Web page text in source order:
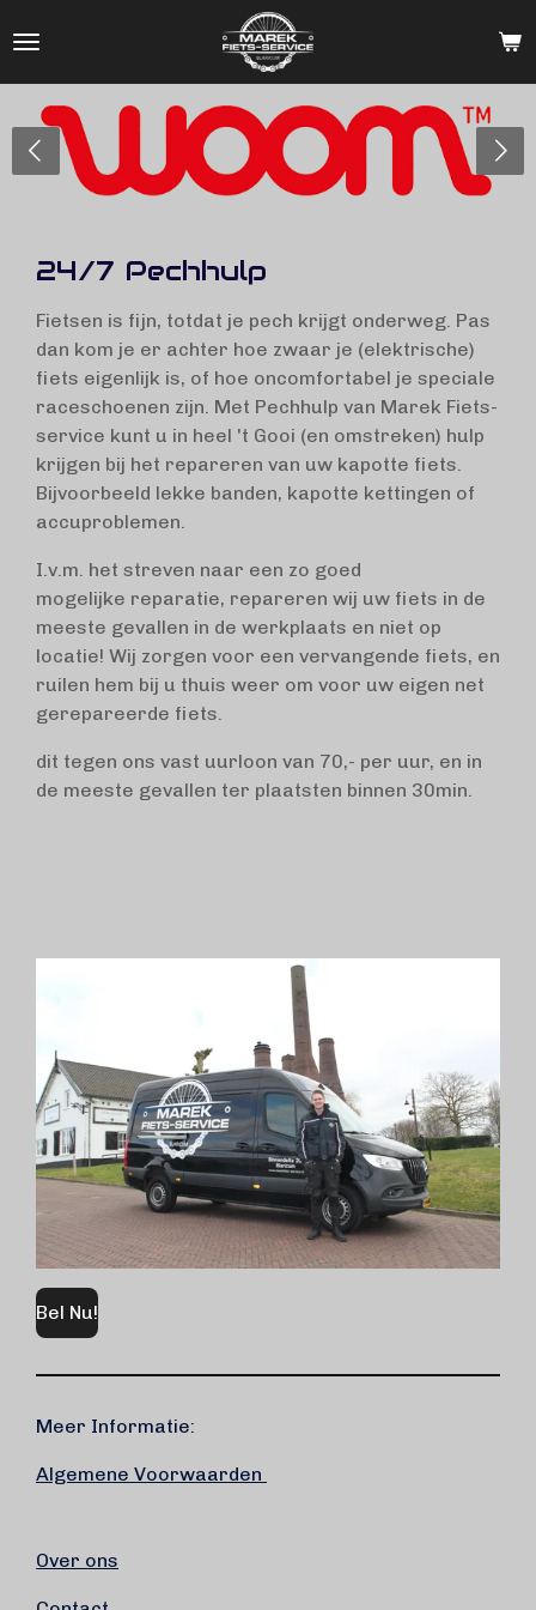
direct
naar
hoofdinhoud
24/7 Pechhulp
Fietsen is fijn, totdat je pech krijgt onderweg. Pas
dan kom je er achter hoe zwaar je (elektrische)
fiets eigenlijk is, of hoe oncomfortabel je speciale
raceschoenen zijn. Met Pechhulp van Marek Fiets-
service kunt u in heel 't Gooi (en omstreken) hulp
krijgen bij het repareren van uw kapotte fiets.
Bijvoorbeeld lekke banden, kapotte kettingen of
accuproblemen.
I.v.m. het streven naar een zo goed
mogelijke reparatie, repareren wij uw fiets in de
meeste gevallen in de werkplaats en niet op
locatie! Wij zorgen voor een vervangende fiets, en
ruilen hem bij u thuis weer om voor uw eigen net
gerepareerde fiets.
dit tegen ons vast uurloon van 70,- per uur, en in
de meeste gevallen ter plaatsten binnen 30min.
Bel Nu!
Meer Informatie:
Algemene Voorwaarden
Over ons